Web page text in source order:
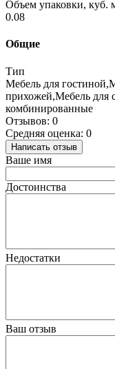
Объем упаковки, куб.
0.08
Общие
Тип
Мебель для
прихожей,Мебель для
комбинированные
Отзывов: 0
Средняя оценка: 0
Написать отзыв
Ваше имя
Достоинства
Недостатки
Ваш отзыв